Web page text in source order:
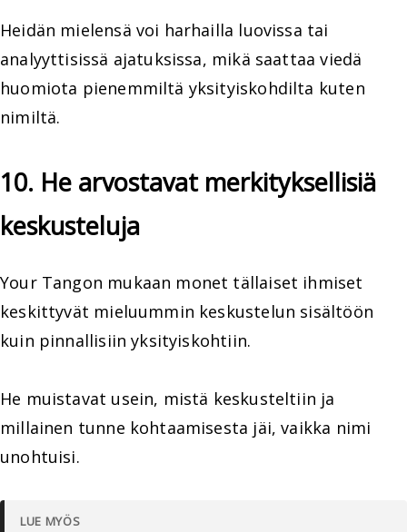
Heidän mielensä voi harhailla luovissa tai
analyyttisissä ajatuksissa, mikä saattaa viedä
huomiota pienemmiltä yksityiskohdilta kuten
nimiltä.
10. He arvostavat merkityksellisiä
keskusteluja
Your Tangon mukaan monet tällaiset ihmiset
keskittyvät mieluummin keskustelun sisältöön
kuin pinnallisiin yksityiskohtiin.
He muistavat usein, mistä keskusteltiin ja
millainen tunne kohtaamisesta jäi, vaikka nimi
unohtuisi.
LUE MYÖS